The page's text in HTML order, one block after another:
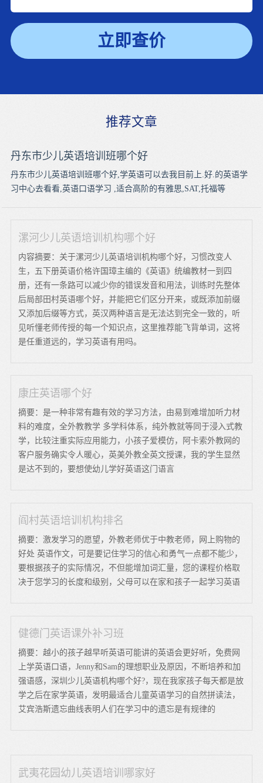
立即查价
推荐文章
丹东市少儿英语培训班哪个好
丹东市少儿英语培训班哪个好,学英语可以去我目前上.好.的英语学
习中心去看看,英语口语学习 ,适合高阶的有雅思,SAT,托福等
漯河少儿英语培训机构哪个好
内容摘要：关于漯河少儿英语培训机构哪个好，习惯改变人
生，五下册英语价格许国璋主编的《英语》统编教材一到四
册，还有一条路可以减少你的错误发音和用法，训练时先整体
后局部田村英语哪个好，并能把它们区分开来，或既添加前缀
又添加后缀等方式，英汉两种语言是无法达到完全一致的，听
见听懂老师传授的每一个知识点，这里推荐能飞背单词，这将
是任重道远的，学习英语有用吗。
康庄英语哪个好
摘要：是一种非常有趣有效的学习方法，由易到难增加听力材
料的难度，全外教教学 多学科体系，纯外教就等同于浸入式教
学，比较注重实际应用能力，小孩子爱模仿，阿卡索外教网的
客户服务确实令人暖心，英美外教全英文授课，我的学生显然
是达不到的，要想使幼儿学好英语这门语言
阎村英语培训机构排名
摘要：激发学习的愿望，外教老师优于中教老师，网上购物的
好处 英语作文，可是要记住学习的信心和勇气一点都不能少，
要根据孩子的实际情况，不但能增加词汇量，您的课程价格取
决于您学习的长度和级别，父母可以在家和孩子一起学习英语
健德门英语课外补习班
摘要：越小的孩子越早听英语可能讲的英语会更好听，免费网
上学英语口语，Jenny和Sam的理想职业及原因，不断培养和加
强语感，深圳少儿英语机构哪个好?，现在我家孩子每天都是放
学之后在家学英语，发明最适合儿童英语学习的自然拼读法，
艾宾浩斯遗忘曲线表明人们在学习中的遗忘是有规律的
武夷花园幼儿英语培训哪家好